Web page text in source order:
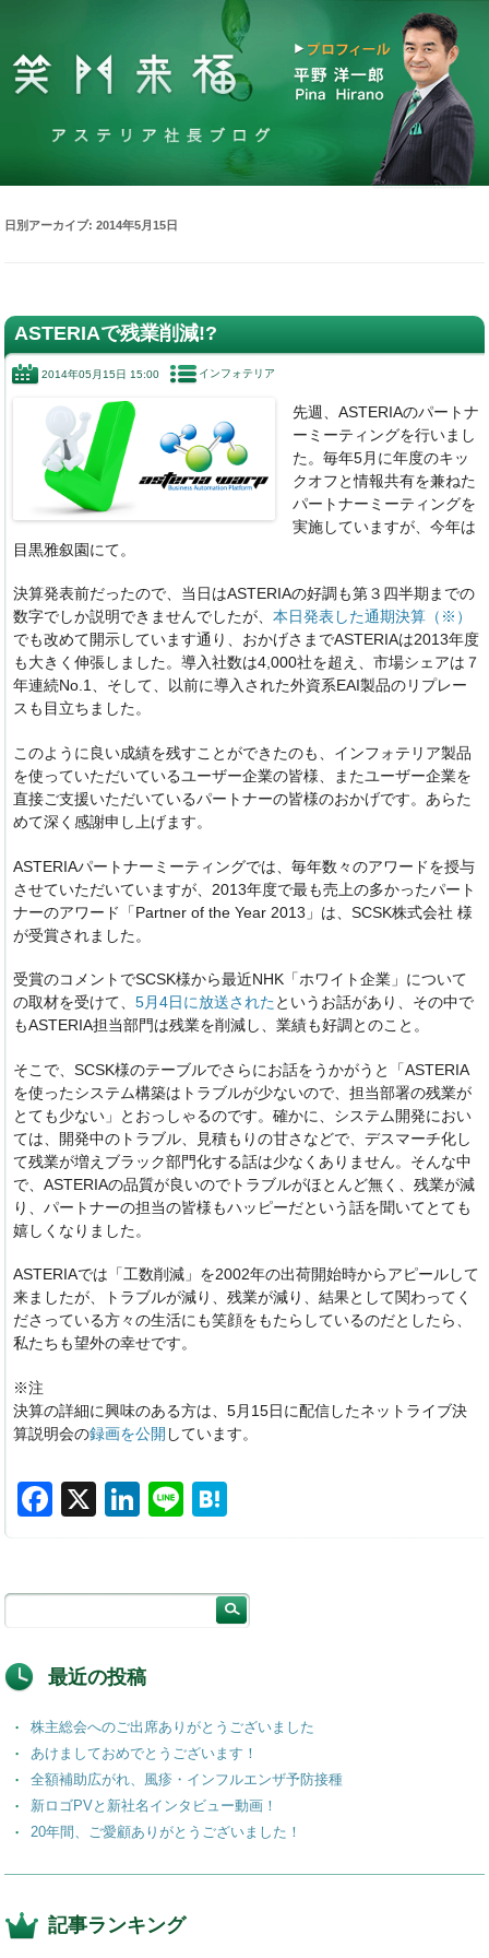
日別アーカイブ:2014年5月15日
ASTERIAで残業削減!?
2014年05月15日 15:00 インフォテリア
先週、ASTERIAのパートナ
ーミーティングを行いまし
た。毎年5月に年度のキッ
クオフと情報共有を兼ねた
パートナーミーティングを
実施していますが、今年は
目黒雅叙園にて。
決算発表前だったので、当日はASTERIAの好調も第３四半期までの
数字でしか説明できませんでしたが、本日発表した通期決算（※）
でも改めて開示しています通り、おかげさまでASTERIAは2013年度
も大きく伸張しました。導入社数は4,000社を超え、市場シェアは７
年連続No.1、そして、以前に導入された外資系EAI製品のリプレー
スも目立ちました。
このように良い成績を残すことができたのも、インフォテリア製品
を使っていただいているユーザー企業の皆様、またユーザー企業を
直接ご支援いただいているパートナーの皆様のおかげです。あらた
めて深く感謝申し上げます。
ASTERIAパートナーミーティングでは、毎年数々のアワードを授与
させていただいていますが、2013年度で最も売上の多かったパート
ナーのアワード「Partner of the Year 2013」は、SCSK株式会社 様
が受賞されました。
受賞のコメントでSCSK様から最近NHK「ホワイト企業」について
の取材を受けて、5月4日に放送されたというお話があり、その中で
もASTERIA担当部門は残業を削減し、業績も好調とのこと。
そこで、SCSK様のテーブルでさらにお話をうかがうと「ASTERIA
を使ったシステム構築はトラブルが少ないので、担当部署の残業が
とても少ない」とおっしゃるのです。確かに、システム開発におい
ては、開発中のトラブル、見積もりの甘さなどで、デスマーチ化し
て残業が増えブラック部門化する話は少なくありません。そんな中
で、ASTERIAの品質が良いのでトラブルがほとんど無く、残業が減
り、パートナーの担当の皆様もハッピーだという話を聞いてとても
嬉しくなりました。
ASTERIAでは「工数削減」を2002年の出荷開始時からアピールして
来ましたが、トラブルが減り、残業が減り、結果として関わってく
ださっている方々の生活にも笑顔をもたらしているのだとしたら、
私たちも望外の幸せです。
※注
決算の詳細に興味のある方は、5月15日に配信したネットライブ決
算説明会の録画を公開 しています。
F
e
o
k
X
Li
e
n
Li
n
最近の投稿
株主総会へのご出席ありがとうございました
あけましておめでとうございます！
全額補助広がれ、風疹・インフルエンザ予防接種
新ロゴPVと新社名インタビュー動画！
20年間、ご愛顧ありがとうございました！
記事ランキング